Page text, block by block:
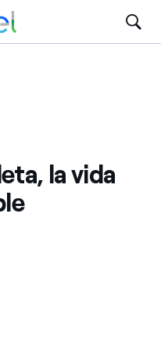
la vida